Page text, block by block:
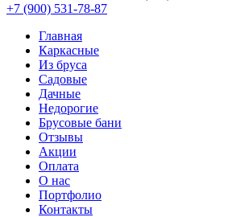
+7 (900) 531-78-87
Главная
Каркасные
Из бруса
Садовые
Дачные
Недорогие
Брусовые бани
Отзывы
Акции
Оплата
О нас
Портфолио
Контакты